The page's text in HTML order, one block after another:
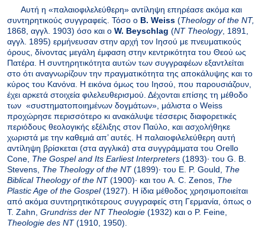
Αυτή η «παλαιοφιλελεύθερη» αντίληψη επηρέασε ακόμα και
συντηρητικούς συγγραφείς. Τόσο ο B. Weiss (Theology of the NT,
1868, αγγλ . 1903) όσο και ο W. Beyschlag (NT Theology, 1891,
αγγλ 1895) ερμήνευσαν στην αρχή τον Ιησού με πνευματικούς
όρους, δίνοντας μεγάλη έμφαση στην κεντρικότητα του Θεού ως
Πατέρα. Η συντηρητικότητα αυτών των συγγραφέων εξαντλείται
στο ότι αναγνωρίζουν την πραγματικότητα της αποκάλυψης και το
κύρος του Κανόνα. Η εικόνα όμως του Ιησού, που παρουσιάζουν,
έχει αρκετά στοιχεία φιλελευθερισμού. Δέχονται επίσης τη μέθοδο
των «συστηματοποιημένων δογμάτων», μάλιστα ο Weiss
προχώρησε περισσότερο κι ανακάλυψε τέσσερις διαφορετικές
περιόδους θεολογικής εξέλιξης στον Παύλο, και ασχολήθηκε
χωριστά με την καθεμιά απ’ αυτές. Η παλαιοφιλελεύθερη αυτή
αντίληψη βρίσκεται (στα αγγλικά) στα συγγράμματα του Orello
Cone, The Gospel and Its Earliest Interpreters (1893)· του G. B.
Stevens, Τhe Theology of the NT(1899)· του E. P. Gould, The
Biblical Theology of the NT(1900)· και του A. C. Zenos, The
Plastic Age of the Gospel(1927). Η ίδια μέθοδος χρησιμοποιείται
από ακόμα συντηρητικότερους συγγραφείς στη Γερμανία, όπως ο
T. Zahn, Grundriss der NT Theologie (1932) και ο P. Feine,
Theologie des NT(1910, 1950).